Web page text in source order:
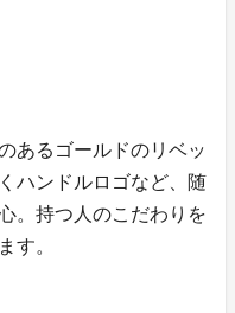
あるゴールドのリベッ
ハンドルロゴなど、随
。持つ人のこだわりを
す。